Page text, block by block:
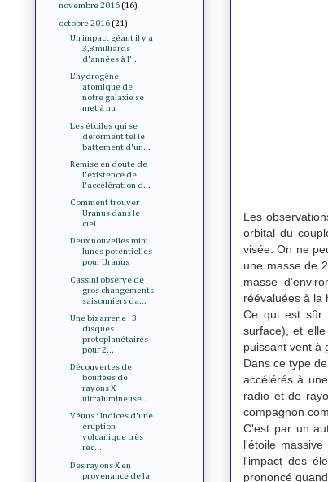
Les
orbital du
visée. On ne
une masse de
masse
réévaluées à la
Ce qui est sûr
surface), et
puissant vent à
Dans ce type
accélérés à
radio et de
compagnon
C'est par un
l'étoile
l'impact des
prononcé
novembre 2016 (16)
octobre 2016 (21)
Un impact géant il y a
3,8 milliards
d'années à l'...
L'hydrogène
atomique de
notre galaxie se
met à nu
Les étoiles qui se
déforment tel le
battement d'un...
Remise en doute de
l'existence de
l'accélération d...
Comment trouver
Uranus dans le
ciel
Deux nouvelles mini
lunes potentielles
pour Uranus
Cassini observe de
gros changements
saisonniers da...
Une bizarrerie : 3
disques
protoplanétaires
pour 2...
Découvertes de
bouffées de
rayons X
ultralumineuse...
Vénus : Indices d'une
éruption
volcanique très
réc...
Des rayons X en
provenance de la